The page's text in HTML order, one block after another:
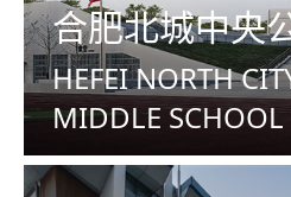
合肥北城中央
HEFEI NORTH
MIDDLE SCHOOL